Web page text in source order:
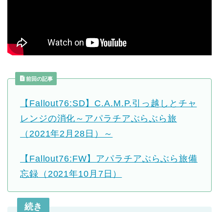
前回の記事
【Fallout76:SD】C.A.M.P.引っ越しとチャ
レンジの消化～アパラチアぶらぶら旅
（2021年2月28日）～
【Fallout76:FW】アパラチアぶらぶら旅備
忘録（2021年10月7日）
続き